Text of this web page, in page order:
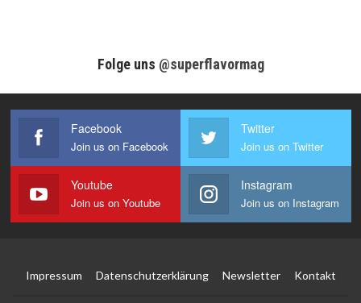
Folge uns @superflavormag
Facebook
Join us on Facebook
Twitter
Join us on Twitter
Youtube
Join us on Youtube
Instagram
Join us on Instagram
Impressum Datenschutzerklärung Newsletter Kontakt